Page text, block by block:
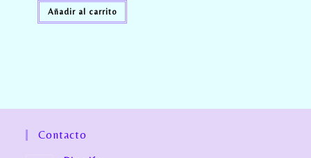
Añadir al carrito
Contacto